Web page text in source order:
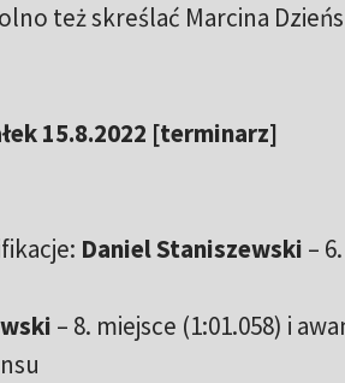
też skreślać Marcina
15.8.2022 [terminarz]
Daniel Staniszewski – 6.
– 8. miejsce (1:01.058) i